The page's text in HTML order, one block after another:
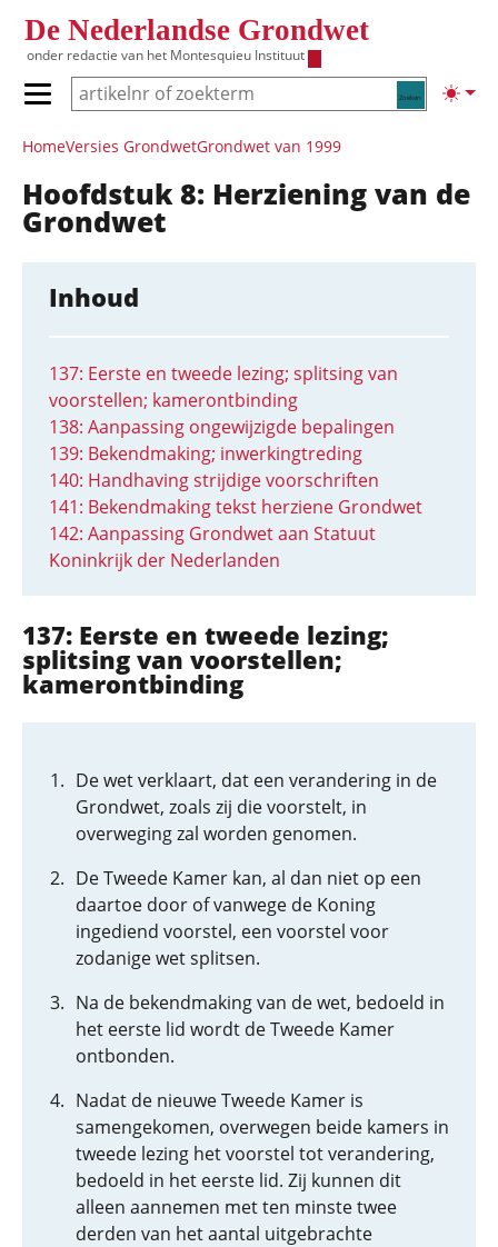
De Nederlandse Grondwet
onder redactie van het Montesquieu Instituut
Zoeken
Primair menu tonen/verbergen
Hoofdnavigatie
HomeVersies GrondwetGrondwet van 1999
Hoofdstuk 8: Herziening van de
Grondwet
Inhoud
137: Eerste en tweede lezing; splitsing van
voorstellen; kamerontbinding
138: Aanpassing ongewijzigde bepalingen
139: Bekendmaking; inwerkingtreding
140: Handhaving strijdige voorschriften
141: Bekendmaking tekst herziene Grondwet
142: Aanpassing Grondwet aan Statuut
Koninkrijk der Nederlanden
137: Eerste en tweede lezing;
splitsing van voorstellen;
kamerontbinding
De wet verklaart, dat een verandering in de
Grondwet, zoals zij die voorstelt, in
overweging zal worden genomen.
De Tweede Kamer kan, al dan niet op een
daartoe door of vanwege de Koning
ingediend voorstel, een voorstel voor
zodanige wet splitsen.
Na de bekendmaking van de wet, bedoeld in
het eerste lid wordt de Tweede Kamer
ontbonden.
Nadat de nieuwe Tweede Kamer is
samengekomen, overwegen beide kamers in
tweede lezing het voorstel tot verandering,
bedoeld in het eerste lid. Zij kunnen dit
alleen aannemen met ten minste twee
derden van het aantal uitgebrachte